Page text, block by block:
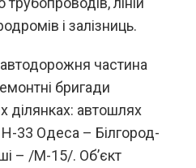
і залізниць.
частина
бригади
ділянках: автошлях
33 Одеса – Білгород-
– /М-15/. Об’єкт